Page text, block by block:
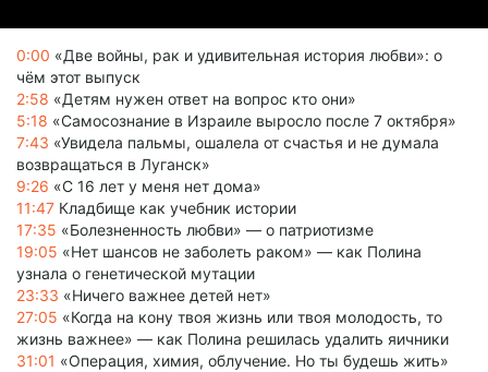
0:00 «Две войны, рак и удивительная история любви»: о
чём этот выпуск
2:58 «Детям нужен ответ на вопрос кто они»
5:18 «Самосознание в Израиле выросло после 7 октября»
7:43 «Увидела пальмы, ошалела от счастья и не думала
возвращаться в Луганск»
9:26 «С 16 лет у меня нет дома»
11:47 Кладбище как учебник истории
17:35 «Болезненность любви» — о патриотизме
19:05 «Нет шансов не заболеть раком» — как Полина
узнала о генетической мутации
23:33 «Ничего важнее детей нет»
27:05 «Когда на кону твоя жизнь или твоя молодость, то
жизнь важнее» — как Полина решилась удалить яичники
31:01 «Операция, химия, облучение. Но ты будешь жить»